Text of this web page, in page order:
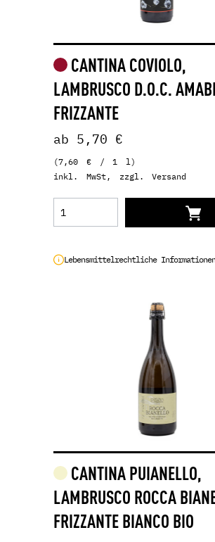
CANTINA COVIOLO,
LAMBRUSCO D.O.C.
FRIZZANTE
ab 5,70 €
(7,60 € / 1 l)
inkl. MwSt, zzgl. Versand
Lebensmittelrechtliche Informationen
CANTINA PUIANELLO,
LAMBRUSCO ROCCA
FRIZZANTE BIANCO BIO